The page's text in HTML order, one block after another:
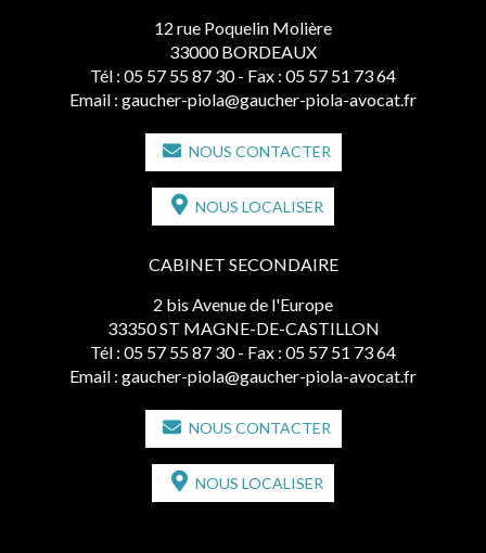
12 rue Poquelin Molière
33000 BORDEAUX
Tél : 05 57 55 87 30 - Fax : 05 57 51 73 64
Email : gaucher-piola@gaucher-piola-avocat.fr
NOUS CONTACTER
NOUS LOCALISER
CABINET SECONDAIRE
2 bis Avenue de l'Europe
33350 ST MAGNE-DE-CASTILLON
Tél : 05 57 55 87 30 - Fax : 05 57 51 73 64
Email : gaucher-piola@gaucher-piola-avocat.fr
NOUS CONTACTER
NOUS LOCALISER